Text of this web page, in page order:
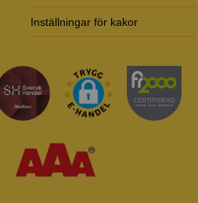
Inställningar för kakor